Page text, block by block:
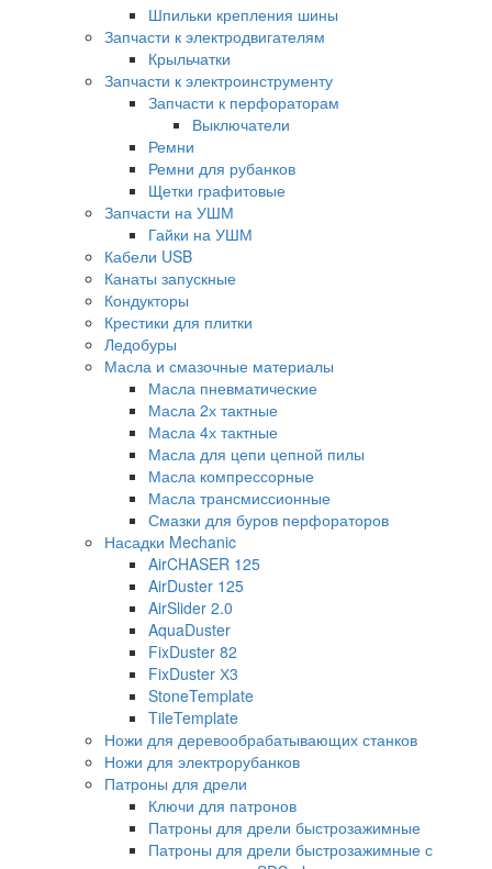
Шпильки крепления шины
Запчасти к электродвигателям
Крыльчатки
Запчасти к электроинструменту
Запчасти к перфораторам
Выключатели
Ремни
Ремни для рубанков
Щетки графитовые
Запчасти на УШМ
Гайки на УШМ
Кабели USB
Канаты запускные
Кондукторы
Крестики для плитки
Ледобуры
Масла и смазочные материалы
Масла пневматические
Масла 2х тактные
Масла 4х тактные
Масла для цепи цепной пилы
Масла компрессорные
Масла трансмиссионные
Смазки для буров перфораторов
Насадки Mechanic
AirCHASER 125
AirDuster 125
AirSlider 2.0
AquaDuster
FixDuster 82
FixDuster Х3
StoneTemplate
TileTemplate
Ножи для деревообрабатывающих станков
Ножи для электрорубанков
Патроны для дрели
Ключи для патронов
Патроны для дрели быстрозажимные
Патроны для дрели быстрозажимные с